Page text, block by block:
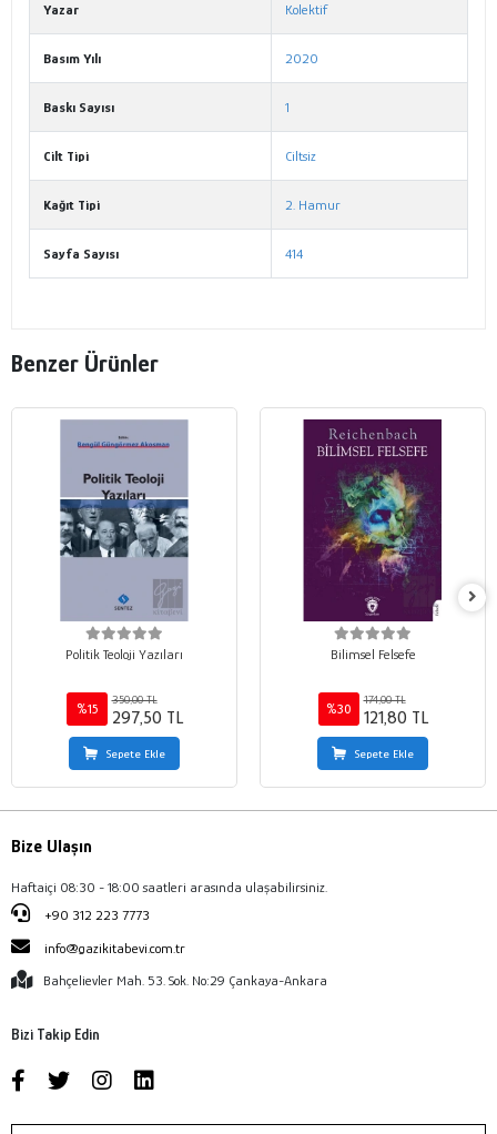
Yazar Kolektif
Basım Yılı 2020
Baskı Sayısı 1
Cilt Tipi Ciltsiz
Kağıt Tipi 2. Hamur
Sayfa Sayısı 414
Benzer Ürünler
Politik Teoloji Yazıları
%15
350,00 TL
297,50 TL
Sepete Ekle
Bilimsel Felsefe
%30
174,00 TL
121,80 TL
Sepete Ekle
Bize Ulaşın
Haftaiçi 08:30 - 18:00 saatleri arasında ulaşabilirsiniz.
+90 312 223 7773
info@gazikitabevi.com.tr
Bahçelievler Mah. 53. Sok. No:29 Çankaya-Ankara
Bizi Takip Edin